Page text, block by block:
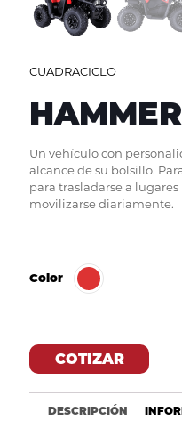
CUADRACICLO
Un vehículo con
alcance de su bolsillo.
para trasladarse a
movilizarse diariamente.
Color
COTIZAR
DESCRIPCIÓN